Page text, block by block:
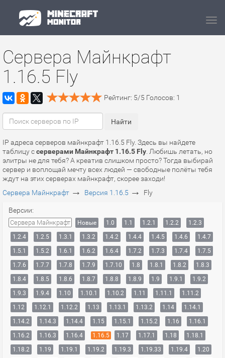
Сервера Майнкрафт
1.16.5 Fly
Рейтинг: 5/5 Голосов: 1
IP адреса серверов майнкрафт 1.16.5 Fly. Здесь вы найдете
таблицу ссерверами Майнкрафт 1.16.5 Fly . Любишь летать, но
элитры не для тебя? А креатив слишком просто? Тогда выбирай
сервер и воплощай мечту всех людей — свободные полёты тебя
ждут на этих серверах майнкрафт, скорее заходи!
Сервера Майнкрафт → Версия 1.16.5 → Fly
Версии:
Сервера Майнкрафт Новые 1.0 1.1 1.2.1 1.2.2
1.2.3
1.2.4
1.2.5 1.3.1 1.3.2 1.4.2 1.4.4 1.4.5 1.4.6
1.4.7
1.5.1
1.5.2 1.6.1 1.6.2 1.6.4 1.7.2 1.7.3 1.7.4
1.7.5
1.7.6
1.7.7 1.7.8 1.7.9 1.7.10 1.8 1.8.1 1.8.2
1.8.3
1.8.4
1.8.5 1.8.6 1.8.7 1.8.8 1.8.9 1.9 1.9.1
1.9.2
1.9.3
1.9.4 1.10 1.10.1 1.10.2 1.11 1.11.1
1.11.2
1.12
1.12.1 1.12.2 1.13 1.13.1 1.13.2 1.14
1.14.1
1.14.2
1.14.3 1.14.4 1.15 1.15.1 1.15.2 1.16
1.16.1
1.16.2
1.16.3 1.16.4 1.16.5 1.17 1.17.1 1.18
1.18.1
1.18.2
1.19 1.19.1 1.19.2 1.19.3 1.19.33 1.19.4
1.20